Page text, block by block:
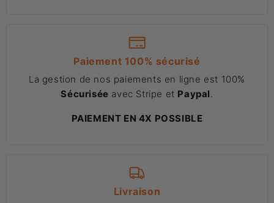
Paiement 100% sécurisé
La gestion de nos paiements en ligne est 100%
Sécurisée avec Stripe et Paypal.
PAIEMENT EN 4X POSSIBLE
Livraison